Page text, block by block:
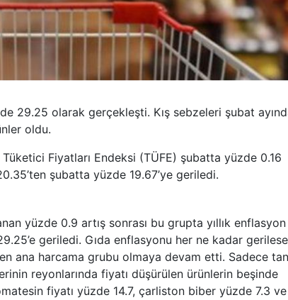
29.25 olarak gerçekleşti. Kış sebzeleri şubat
oldu.
Fiyatları Endeksi (TÜFE) şubatta yüzde 0.16
şubatta yüzde 19.67’ye geriledi.
yüzde 0.9 artış sonrası bu grupta yıllık enflasyon
geriledi. Gıda enflasyonu her ne kadar
ana harcama grubu olmaya devam etti. Sadece
reyonlarında fiyatı düşürülen ürünlerin beşinde
fiyatı yüzde 14.7, çarliston biber yüzde 7.3 ve